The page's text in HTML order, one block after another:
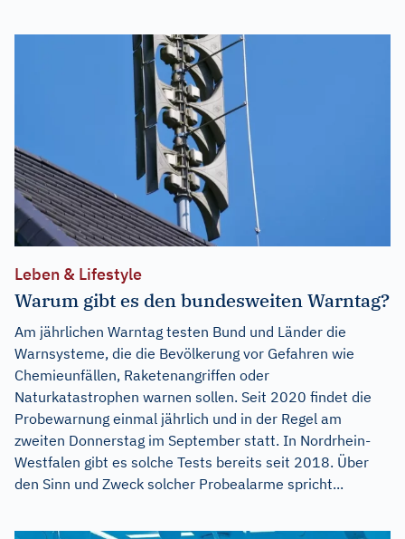
Leben & Lifestyle
Warum gibt es den bundesweiten Warntag?
Am jährlichen Warntag testen Bund und Länder die
Warnsysteme, die die Bevölkerung vor Gefahren wie
Chemieunfällen, Raketenangriffen oder
Naturkatastrophen warnen sollen. Seit 2020 findet die
Probewarnung einmal jährlich und in der Regel am
zweiten Donnerstag im September statt. In Nordrhein-
Westfalen gibt es solche Tests bereits seit 2018. Über
den Sinn und Zweck solcher Probealarme spricht...